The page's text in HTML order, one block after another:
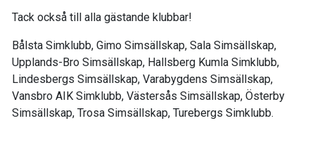
Tack också till alla gästande klubbar!
Bålsta Simklubb, Gimo Simsällskap, Sala Simsällskap,
Upplands-Bro Simsällskap, Hallsberg Kumla Simklubb,
Lindesbergs Simsällskap, Varabygdens Simsällskap,
Vansbro AIK Simklubb, Västersås Simsällskap, Österby
Simsällskap, Trosa Simsällskap, Turebergs Simklubb.